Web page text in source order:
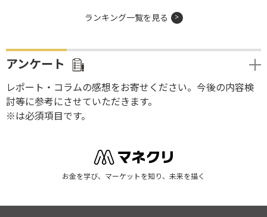
ランキング一覧を見る
アンケート
レポート・コラムの感想をお寄せください。今後の内容検
討等に参考にさせていただきます。
※は必須項目です。
お金を学び、マーケットを知り、未来を描く